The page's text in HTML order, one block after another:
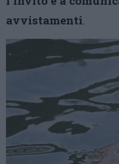
avvistamenti.